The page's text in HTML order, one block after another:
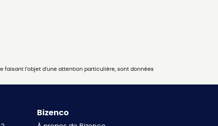
l’objet d’une attention particulière, sont données
Bizenco